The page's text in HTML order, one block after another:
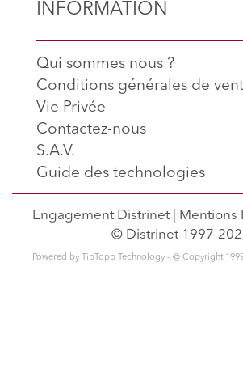
INFORMATION
Qui sommes nous ?
Conditions générales de
Vie Privée
Contactez-nous
S.A.V.
Guide des technologies
Engagement Distrinet Mentions
© Distrinet 1997-
Powered by TipTopp Technology - © Copyright